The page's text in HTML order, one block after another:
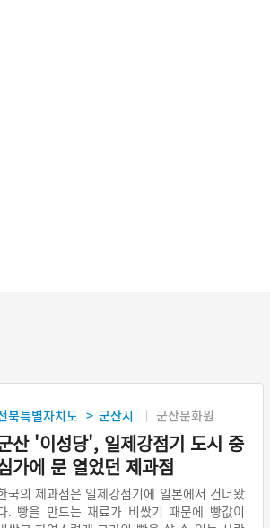
북특별자치도 > 군산시 군산문화원
산 '이성당', 일제강점기 도시 중
가에 문 열었던 제과점
국의 제과점은 일제강점기에 일본에서 건너왔
. 빵을 만드는 재료가 비쌌기 때문에 빵값이